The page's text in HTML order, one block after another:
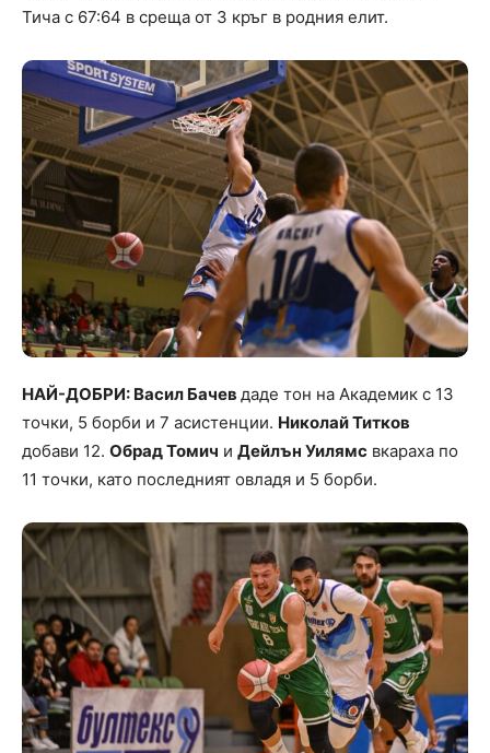
Тича с 67:64 в среща от 3 кръг в родния елит.
НАЙ-ДОБРИ: Васил Бачев даде тон на Академик с 13
точки, 5 борби и 7 асистенции. Николай Титков
добави 12. Обрад Томич и Дейлън Уилямс вкараха по
11 точки, като последният овладя и 5 борби.